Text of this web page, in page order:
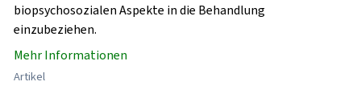
biopsychosozialen Aspekte in die Behandlung
einzubeziehen.
Mehr Informationen
Artikel